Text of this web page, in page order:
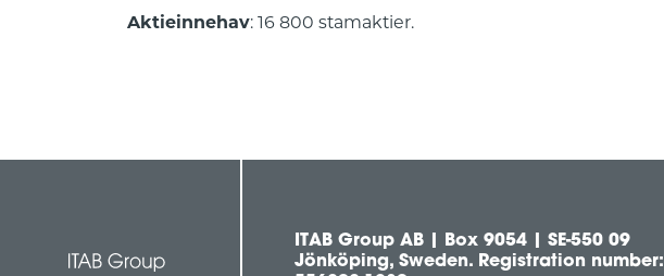
Aktieinnehav: 16 800 stamaktier.
ITAB Group AB | Box 9054 | SE-550 09
Jönköping, Sweden. Registration number: